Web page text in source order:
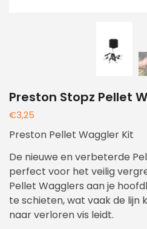
Preston Stopz Pellet
€3,25
Preston Pellet Waggler Kit
De nieuwe en verbeterde
perfect voor het veilig
Pellet Wagglers aan je
te schieten, wat vaak de lijn
naar verloren vis leidt.